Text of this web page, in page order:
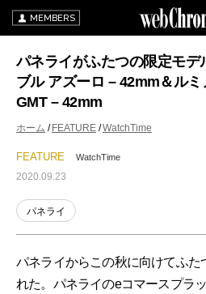
MEMBERS
パネライがふたつの限定モデ
ブル アズーロ – 42mm＆ル
GMT – 42mm
ホーム FEATURE WatchTime
FEATURE WatchTime
2020.09.23
パネライ
パネライからこの秋に向けてふた
れた。パネライのeコマースプラ